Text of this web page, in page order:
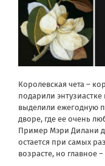
Королевская чета –
подарили
выделили ежегодную
дворе, где ее очень
Пример Мэри Дилани
остается при самых
возрасте, но главное